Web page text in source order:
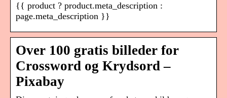
{{ product ? product.meta_description :
page.meta_description }}
Over 100 gratis billeder for
Crossword og Krydsord –
Pixabay